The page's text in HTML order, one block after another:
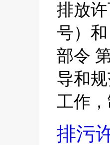
排放
号）
部令
导和
工作，
排污